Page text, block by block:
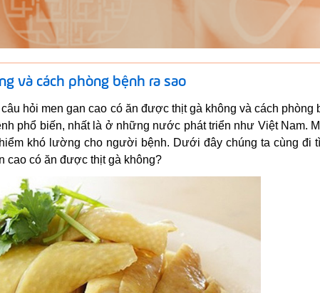
và cách phòng bệnh ra sao
hỏi men gan cao có ăn được thịt gà không và cách phòng
phổ biến, nhất là ở những nước phát triển như Việt Nam.
khó lường cho người bệnh. Dưới đây chúng ta cùng đi
cao có ăn được thịt gà không?